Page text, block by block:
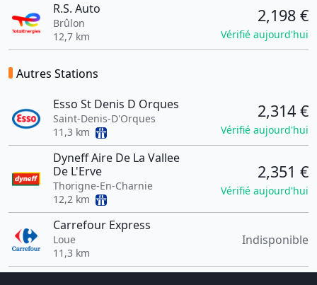
R.S. Auto
Brûlon
12,7 km
2,198 €
Vérifié aujourd'hui
Autres Stations
Esso St Denis D Orques
Saint-Denis-D'Orques
11,3 km
2,314 €
Vérifié aujourd'hui
Dyneff Aire De La Vallee
De L'Erve
Thorigne-En-Charnie
12,2 km
2,351 €
Vérifié aujourd'hui
Carrefour Express
Loue
11,3 km
Indisponible